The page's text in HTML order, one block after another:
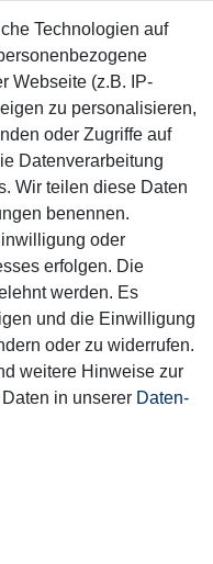
vorbehalten.
Technologien auf
Webseite (z.B. IP-
zu personalisieren,
oder Zugriffe auf
Datenverarbeitung
Wir teilen diese Daten
benennen.
oder
erfolgen. Die
werden. Es
und die Einwilligung
oder zu widerrufen.
weitere Hinweise zur
in unserer Daten­